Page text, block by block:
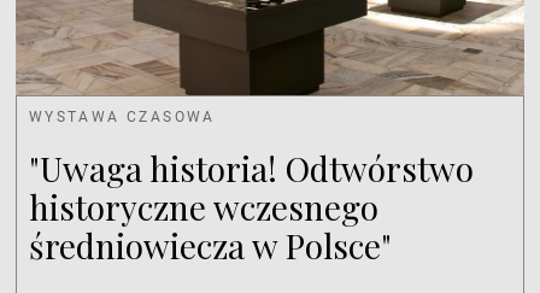
WYSTAWA CZASOWA
"Uwaga historia! Odtwórstwo
historyczne wczesnego
średniowiecza w Polsce"